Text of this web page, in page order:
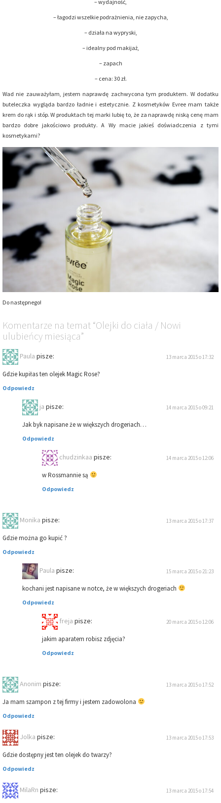
– wydajność,
– łagodzi wszelkie podrażnienia, nie zapycha,
– działa na wypryski,
– idealny pod makijaż,
– zapach
– cena: 30 zł.
Wad nie zauważyłam, jestem naprawdę zachwycona tym produktem. W dodatku
buteleczka wygląda bardzo ładnie i estetycznie. Z kosmetyków Evree mam także
krem do rąk i stóp. W produktach tej marki lubię to, że za naprawdę niską cenę mam
bardzo dobre jakościowo produkty. A Wy macie jakieś doświadczenia z tymi
kosmetykami?
Do następnego!
Komentarze na temat “Olejki do ciała / Nowi
ulubieńcy miesiąca”
Paula pisze: 13 marca 2015 o 17:32
Gdzie kupiłas ten olejek Magic Rose?
Odpowiedz
ja pisze: 14 marca 2015 o 09:21
Jak byk napisane że w większych drogeriach…
Odpowiedz
chudzinkaa pisze: 14 marca 2015 o 12:06
w Rossmannie są
Odpowiedz
Monika pisze: 13 marca 2015 o 17:37
Gdzie można go kupić ?
Odpowiedz
Paula pisze: 15 marca 2015 o 21:23
kochani jest napisane w notce, że w większych drogeriach
Odpowiedz
freja pisze: 20 marca 2015 o 12:06
jakim aparatem robisz zdjęcia?
Odpowiedz
Anonim pisze: 13 marca 2015 o 17:52
Ja mam szampon z tej firmy i jestem zadowolona
Odpowiedz
Jolka pisze: 13 marca 2015 o 17:53
Gdzie dostępny jest ten olejek do twarzy?
Odpowiedz
MilaRn pisze: 13 marca 2015 o 17:54